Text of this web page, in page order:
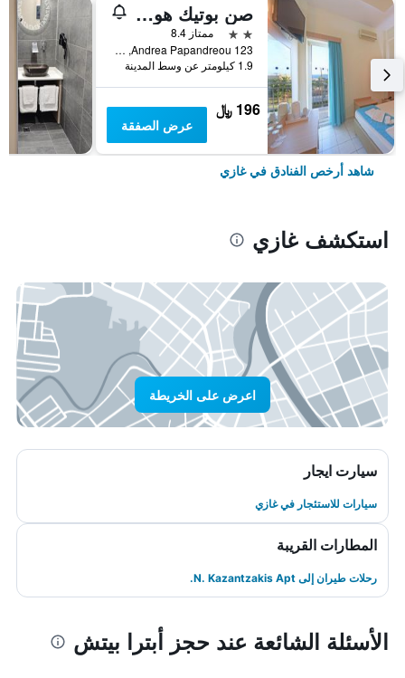
صن بوتيك هوتل - للبالغين فقط
2 نجمتين
ممتاز 8.4
Andrea Papandreou 123, غازي, اليونان
1.9 كيلومتر عن وسط المدينة
196 ﷼
عرض الصفقة
شاهد أرخص الفنادق في غازي
استكشف غازي
اعرض على الخريطة
سيارت ايجار
سيارات للاستئجار في غازي
المطارات القريبة
رحلات طيران إلى N. Kazantzakis Apt.
الأسئلة الشائعة عند حجز أبترا بيتش